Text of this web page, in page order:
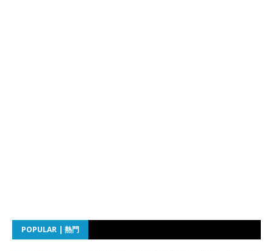
POPULAR | 熱門